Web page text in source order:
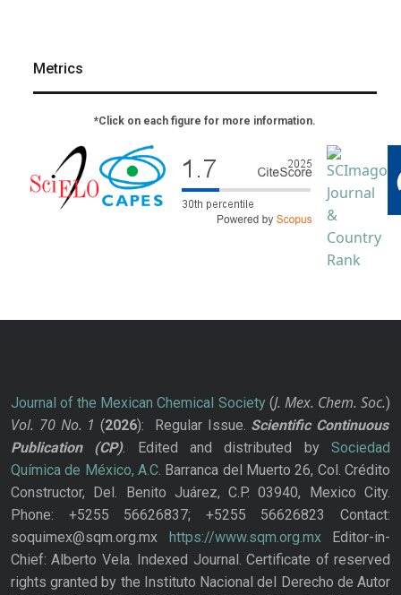
Metrics
*Click on each figure for more information.
Journal of the Mexican Chemical Society(J. Mex. Chem. Soc.)
Vol. 70 No. 1 (2026): Regular Issue. Scientific Continuous
Publication
(CP). Edited and distributed bySociedad
Química de México, A.C. Barranca del Muerto 26, Col. Crédito
Constructor, Del. Benito Juárez, C.P. 03940, Mexico City.
Phone: +5255 56626837; +5255 56626823 Contact:
soquimex@sqm.org.mx https://www.sqm.org.mxEditor-in-
Chief: Alberto Vela. Indexed Journal. Certificate of reserved
rights granted by the Instituto Nacional del Derecho de Autor